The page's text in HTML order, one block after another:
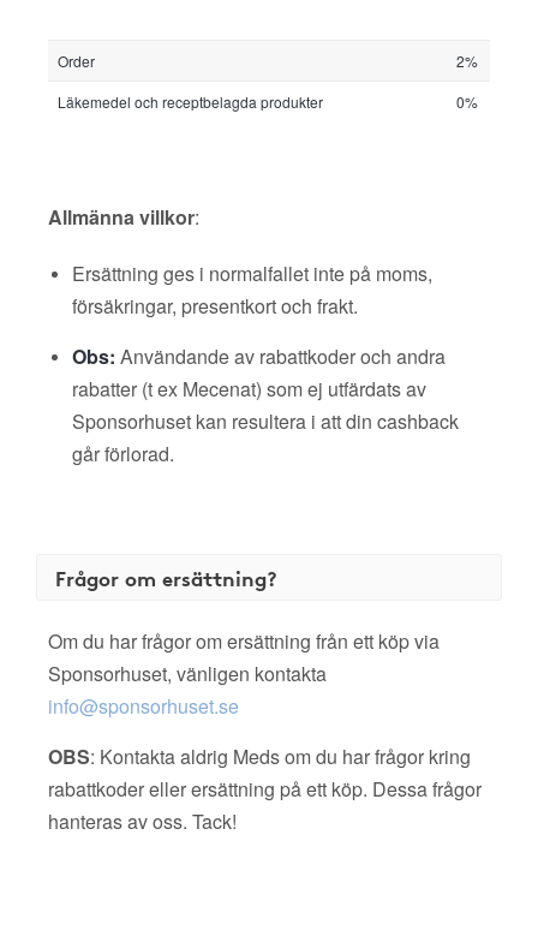
Order
2%
Läkemedel och receptbelagda produkter
0%
Allmänna villkor:
Ersättning ges i normalfallet inte på moms,
försäkringar, presentkort och frakt.
Obs: Användande av rabattkoder och andra
rabatter (t ex Mecenat) som ej utfärdats av
Sponsorhuset kan resultera i att din cashback
går förlorad.
Frågor om ersättning?
Om du har frågor om ersättning från ett köp via
Sponsorhuset, vänligen kontakta
info@sponsorhuset.se
OBS: Kontakta aldrig Meds om du har frågor kring
rabattkoder eller ersättning på ett köp. Dessa frågor
hanteras av oss. Tack!